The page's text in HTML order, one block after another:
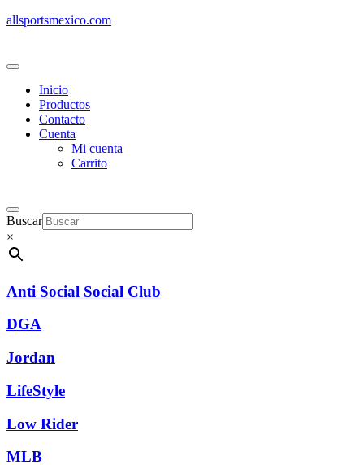
allsportsmexico.com
Inicio
Productos
Contacto
Cuenta
Mi cuenta
Carrito
Buscar
×
Anti Social Social Club
DGA
Jordan
LifeStyle
Low Rider
MLB